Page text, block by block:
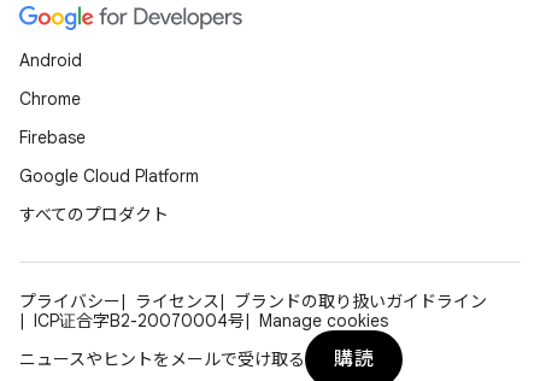
Android
Chrome
Firebase
Google Cloud Platform
すべてのプロダクト
プライバシー ライセンス
ブランドの取り扱いガイドライン
ICP证合字B2-20070004号
Manage cookies
ニュースやヒントをメールで受け取る
購読